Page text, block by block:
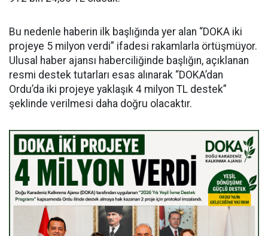
Bu nedenle haberin ilk başlığında yer alan “DOKA iki
projeye 5 milyon verdi” ifadesi rakamlarla örtüşmüyor.
Ulusal haber ajansı haberciliğinde başlığın, açıklanan
resmi destek tutarları esas alınarak “DOKA’dan
Ordu’da iki projeye yaklaşık 4 milyon TL destek”
şeklinde verilmesi daha doğru olacaktır.